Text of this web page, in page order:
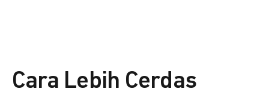
Cara Lebih Cerdas